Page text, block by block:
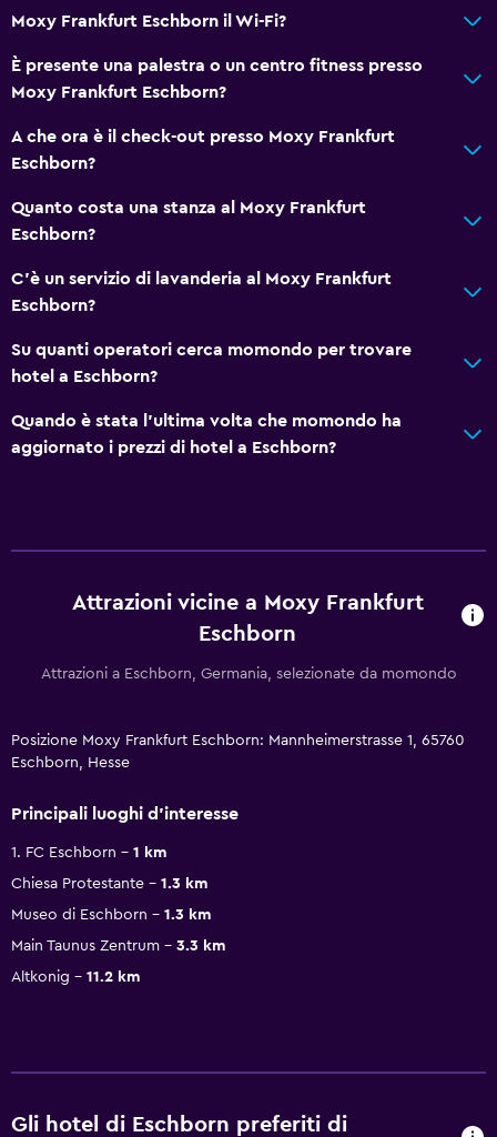
Moxy Frankfurt Eschborn il Wi-Fi?
È presente una palestra o un centro fitness presso
Moxy Frankfurt Eschborn?
A che ora è il check-out presso Moxy Frankfurt
Eschborn?
Quanto costa una stanza al Moxy Frankfurt
Eschborn?
C'è un servizio di lavanderia al Moxy Frankfurt
Eschborn?
Su quanti operatori cerca momondo per trovare
hotel a Eschborn?
Quando è stata l'ultima volta che momondo ha
aggiornato i prezzi di hotel a Eschborn?
Attrazioni vicine a Moxy Frankfurt
Eschborn
Attrazioni a Eschborn, Germania, selezionate da momondo
Posizione Moxy Frankfurt Eschborn: Mannheimerstrasse 1, 65760
Eschborn, Hesse
Principali luoghi d'interesse
1. FC Eschborn
1 km
Chiesa Protestante
1.3 km
Museo di Eschborn
1.3 km
Main Taunus Zentrum
3.3 km
Altkonig
11.2 km
Gli hotel di Eschborn preferiti di